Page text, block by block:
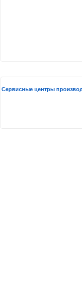
Сервисные центры